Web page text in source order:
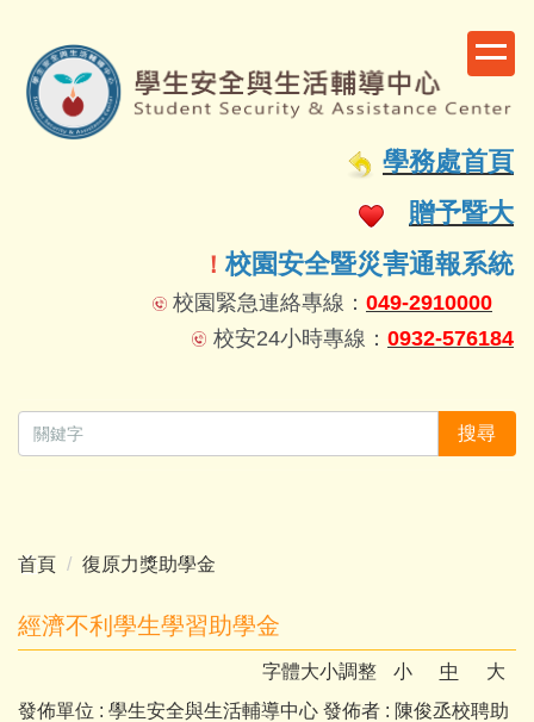
主
要
學務處首頁
贈予暨大
！校園安全暨災害通報系統
校園緊急連絡專線： 049-2910000
校安24小時專線： 0932-576184
搜尋
首頁 復原力獎助學金
經濟不利學生學習助學金
字體大小調整 小 中
大
發佈單位 : 學生安全與生活輔導中心 發佈者 : 陳俊丞校聘助